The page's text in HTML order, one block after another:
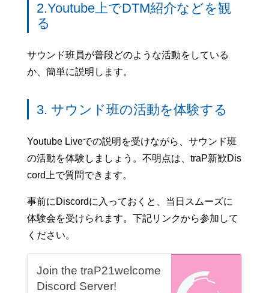
2.Youtube上でDTM紹介などを観
る
サウンド班員が普段どのような活動をしている
か、簡単に説明します。
3. サウンド班の活動を体験する
Youtube Liveでの説明を受けながら、サウンド班
の活動を体験しましょう。不明点は、traP新歓Dis
cord上で質問できます。
事前にDiscordに入っておくと、当日スムーズに
体験会を受けられます。下記リンクから参加して
ください。
Join the traP21welcome
Discord Server!